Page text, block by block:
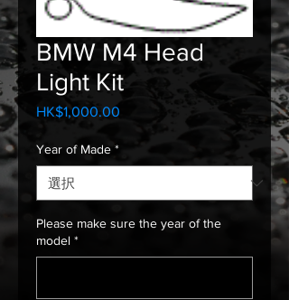
BMW M4 Head
Light Kit
HK$1,000.00
Year of Made *
Please make sure the year of the
model *